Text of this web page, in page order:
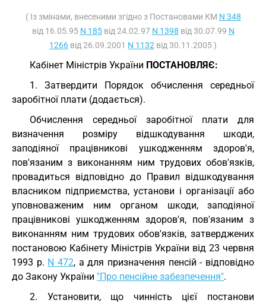
( Із змінами, внесеними згідно з Постановами КМ N 348
від 16.05.95 N 185від 24.02.97 N 1398 від 30.07.99 N
1266 від 26.09.2001 N 1132 від 30.11.2005 )
Кабінет Міністрів України ПОСТАНОВЛЯЄ:
1. Затвердити Порядок обчислення середньої
заробітної плати (додається).
Обчислення середньої заробітної плати для
визначення розміру відшкодування шкоди,
заподіяної працівникові ушкодженням здоров'я,
пов'язаним з виконанням ним трудових обов'язків,
провадиться відповідно до Правил відшкодування
власником підприємства, установи і організації або
уповноваженим ним органом шкоди, заподіяної
працівникові ушкодженням здоров'я, пов'язаним з
виконанням ним трудових обов'язків, затверджених
постановою Кабінету Міністрів України від 23 червня
1993 р. N 472, а для призначення пенсій - відповідно
до Закону України "Про пенсійне забезпечення".
2. Установити, що чинність цієї постанови